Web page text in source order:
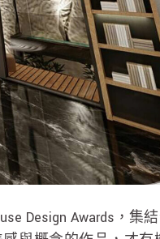
Design Awards，